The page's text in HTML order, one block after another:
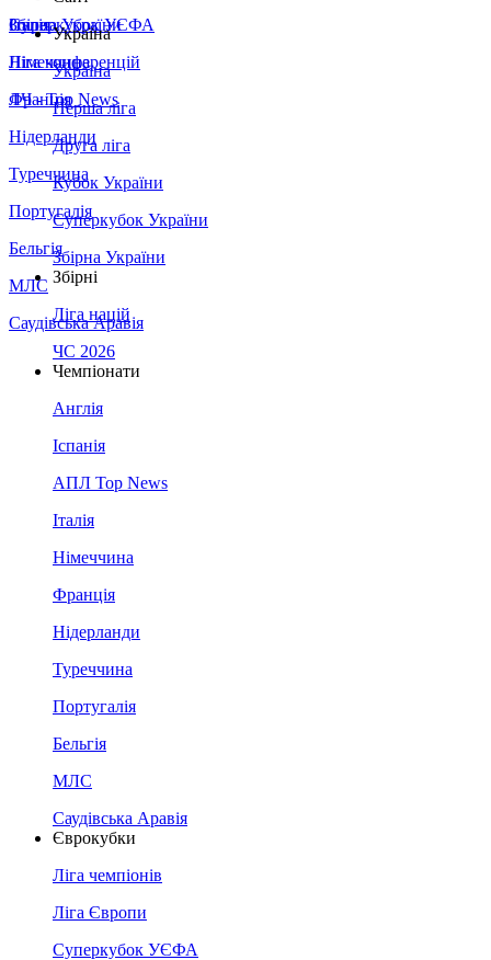
Збірна України
Італія
Німеччина
Франція
Нідерланди
Туреччина
Португалія
Бельгія
МЛС
Саудівська Аравія
Суперкубок УЄФА
Ліга конференцій
ЛЧ - Top News
Україна
Україна
Перша ліга
Друга ліга
Кубок України
Суперкубок України
Збірна України
Збірні
Ліга націй
ЧС 2026
Чемпіонати
Англія
Іспанія
АПЛ Top News
Італія
Німеччина
Франція
Нідерланди
Туреччина
Португалія
Бельгія
МЛС
Саудівська Аравія
Єврокубки
Ліга чемпіонів
Ліга Європи
Суперкубок УЄФА